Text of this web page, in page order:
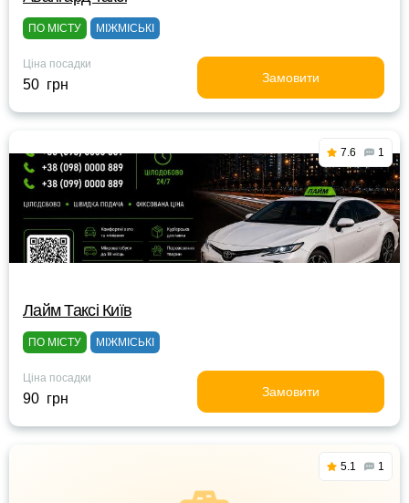
ПО МІСТУ МІЖМІСЬКІ
Ціна посадки
50 грн Замовити
7.6 1
Лайм Таксі Київ
ПО МІСТУ МІЖМІСЬКІ
Ціна посадки
90 грн Замовити
5.1 1